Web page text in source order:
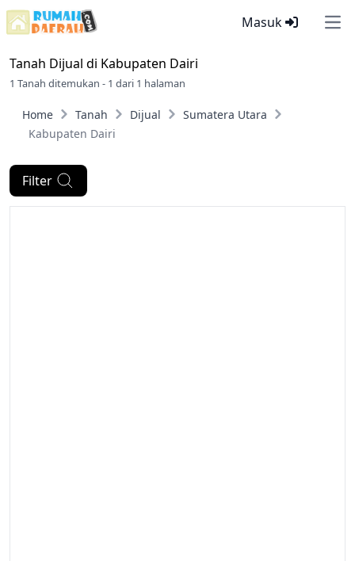
Masuk
Tanah Dijual di Kabupaten Dairi
1 Tanah ditemukan - 1 dari 1 halaman
Home Tanah Dijual
Sumatera Utara
Kabupaten Dairi
Filter